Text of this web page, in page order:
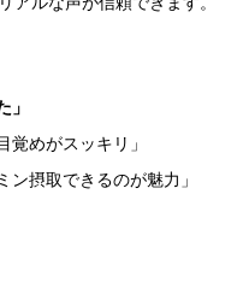
」
覚めがスッキリ」
ン摂取できるのが魅力」